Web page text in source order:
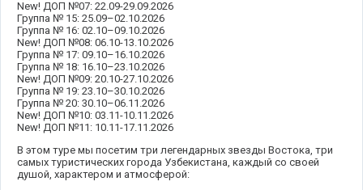
New! ДОП №07: 22.09-29.09.2026
Группа № 15: 25.09–02.10.2026
Группа № 16: 02.10–09.10.2026
New! ДОП №08: 06.10-13.10.2026
Группа № 17: 09.10–16.10.2026
Группа № 18: 16.10–23.10.2026
New! ДОП №09: 20.10-27.10.2026
Группа № 19: 23.10–30.10.2026
Группа № 20: 30.10–06.11.2026
New! ДОП №10: 03.11-10.11.2026
New! ДОП №11: 10.11-17.11.2026
В этом туре мы посетим три легендарных звезды Востока, три
самых туристических города Узбекистана, каждый со своей
душой, характером и атмосферой: